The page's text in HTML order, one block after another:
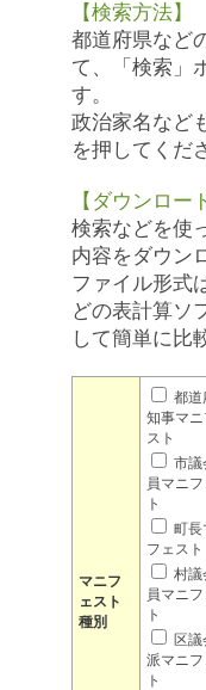
【検索方法】
都道府県など
て、「検索」
す。
政治家名など
を押してくだ
【ダウンロー
検索などを使
内容をダウン
ファイル形式
どの表計算ソ
して簡単に比
マニフ
ェスト
種別
都道
知事マニ
スト
市議
員マニ
ト
町長
フェスト
村議
員マニ
ト
区
派マニフ
ト